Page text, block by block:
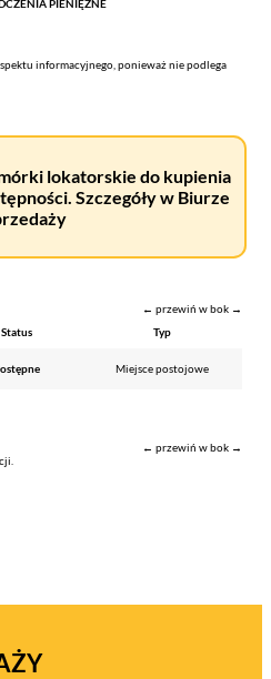
PIENIĘŻNE
informacyjnego, ponieważ nie podlega
lokatorskie do kupienia
Szczegóły w Biurze
← przewiń w bok →
Status Typ
Miejsce postojowe
← przewiń w bok →